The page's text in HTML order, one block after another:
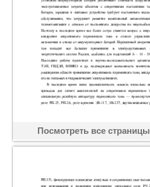
Посмотреть все страницы